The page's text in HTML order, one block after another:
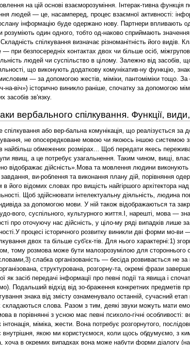
на цій основі взаєморозуміння. Інтерак-тивна функція
людей — це, насамперед, процес взаємної активності:
інформацію буде одержано нову. Партнери впливають
один одного, тобто од-наково сприймають
спілкування визначає різноманітність його
— при безпосередніх контактах двох чи більше осіб,
людей чи суспільство в цілому. Залежно від
що виконують додаткову комунікатив-ну
— за допомогою жестів, міміки, пантоміміки тощо.
на-віч») історично виникло раніше, спочатку за допомогою
засобів зв'язку.
вербального спілкування. Функції,
письмову.Діалог — безпосереднє спілкування двох та більше суб'єк-тів. Для нього характерні:1) згорнутість мови — деякі її елементи лише припускають-ся, але не вимовляються уголос завдяки знанню ситуації співбесідником, тому розмова може бути малозрозумілою для стороннього слухача,2) довільність — висловлювання можуть бути реакцією на репліку партнера, зміст якої «нав'язаний» попередніми словами,3) слабка організованість — бесіда розвивається не за пла-ном, вільно, залежить від ситуації.Монолог — говорить одна людина, інші слухають та сприймають. Така мова організована, структурована, розгорну-та, окремі фрази завершені, мають пояснювальний характер.Різновидом монологічної мови є письмова. Історично во-на з'явилась пізніше усної як засіб передачі інформації про певні події та явища і спочатку мала форму малюнків (ідео-графічне письмо), які ставали все більш схематичними та аб-страктними (піктографічне письмо). Подальший відхід від зо-браження конкретних предметів привів до ієрогліфічного письма, причому ієрогліфи означали не лише окремі предме-ти, а й цілі думки. І, нарешті, повне абстрагування знака від змісту ознаменувало останній, сучасний етап писемності — алфабетичне (алфавітне) письмо, в якому кожна окрема буква-знак не має самостійного значення, але з них складаються слова. Разом з тим, деякі звуки можуть мати емоційне забарв-лення, Наприклад, вимовлені з різною інтонацією звуки «а», «о», «у» несуть певну інформацію.Письмова мова в порівнянні з усною має певні психоло-гічні особливості: вона звернута до відсутнього співбесідника і здійснюється без контакту з ним, тому у ній немає таких ви-ражальних засобів, як інтонація, міміка, жести. Вона потребує розгорнутого, послідовного та повного викладення думок, до-тримання правил граматики та синтаксису і т. ін.Видозміненою зовнішньою мовою є внутрішня, якою ми користуємося, коли щось обдумуємо, з кимось подумки спере-чаємося. Це наш внутрішній голос, наш внутрішній співбесід-ник. Як правило, внутрішня мова монологічна, хоча в окремих випадках вона може набути форми діалогу (наприклад, коли ми відчуваємо невпевненість у чомусь, переконуємо себе).У професійній діяльності працівникам правоохоронних органів досить часто доводиться звертатись до усної та пись-мової мови як джерела інформації. Мова може не тільки ха-рактеризувати особистість (правопорушника, звинувачувано-го, свідка), а й її психічний стан. Останнє особливо суттєво, коли виникає необхідність визначити, осудна людина чи ні, а також для розшуку та ідентифікації злочинців.Чи можна, маючи відомості про мову людини, уявити собі, наприклад, її зовнішність? Нижче ми зупинимося на цьому пи-танні докладніше, а зараз лише зазначимо, що прямих коре-ляцій між мовою та зовнішністю на сьогодні не встановлено. Але в мові можуть відображатися деякі особливості темпера-менту, характеру та інші властивості, що визначають манеру ідини триматися, поводитися. Нерішучий, соромливий — відповідним чином, і тримається характерно: затиналить очі, червоніє. Люди з фізичними вадами (на-^"'^ мають звичку компенсувати поведінкою свій -'ідто впевнено, розмовляють з надлиш-4. Особи з дефектами слуху говорять огрядних людей властиві специфічні задухою. Можуть бути і більш складні спілкування не обмежується тільки щією. Відомо, що дуже важко розмовля-Іччя якої нічого не виражає. Діалог